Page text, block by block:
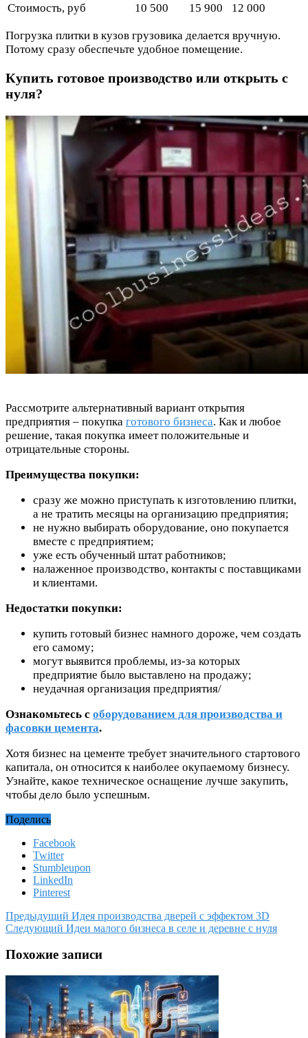
Стоимость, руб
10 500 15 900 12 000
Погрузка плитки в кузов грузовика делается вручную.
Потому сразу обеспечьте удобное помещение.
Купить готовое производство или открыть с
нуля?
Рассмотрите альтернативный вариант открытия
предприятия – покупка готового бизнеса. Как и любое
решение, такая покупка имеет положительные и
отрицательные стороны.
Преимущества покупки:
сразу же можно приступать к изготовлению плитки,
а не тратить месяцы на организацию предприятия;
не нужно выбирать оборудование, оно покупается
вместе с предприятием;
уже есть обученный штат работников;
налаженное производство, контакты с поставщиками
и клиентами.
Недостатки покупки:
купить готовый бизнес намного дороже, чем создать
его самому;
могут выявится проблемы, из-за которых
предприятие было выставлено на продажу;
неудачная организация предприятия/
Ознакомьтесь с оборудованием для производства и
фасовки цемента.
Хотя бизнес на цементе требует значительного стартового
капитала, он относится к наиболее окупаемому бизнесу.
Узнайте, какое техническое оснащение лучше закупить,
чтобы дело было успешным.
Поделись
Facebook
Twitter
Stumbleupon
LinkedIn
Pinterest
Предыдущий Идея производства дверей с эффектом 3D
Следующий Идеи малого бизнеса в селе и деревне с нуля
Похожие записи